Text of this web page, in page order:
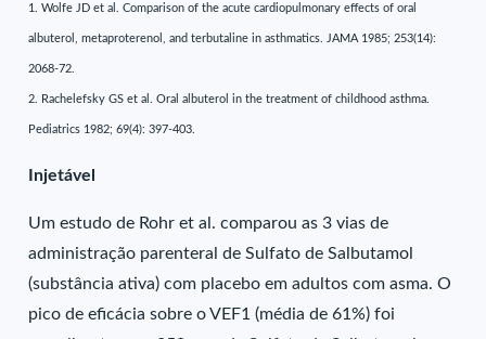
1. Wolfe JD et al. Comparison of the acute cardiopulmonary effects of oral
albuterol, metaproterenol, and terbutaline in asthmatics. JAMA 1985; 253(14):
2068-72.
2. Rachelefsky GS et al. Oral albuterol in the treatment of childhood asthma.
Pediatrics 1982; 69(4): 397-403.
Injetável
Um estudo de Rohr et al. comparou as 3 vias de
administração parenteral de Sulfato de Salbutamol
(substância ativa) com placebo em adultos com asma. O
pico de eficácia sobre o VEF1 (média de 61%) foi